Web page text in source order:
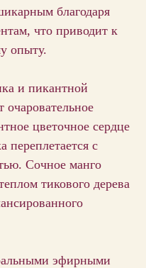
благодаря
что приводит к
опыту.
и пикантной
очаровательное
цветочное сердце
переплетается с
Сочное манго
тикового дерева
эфирными